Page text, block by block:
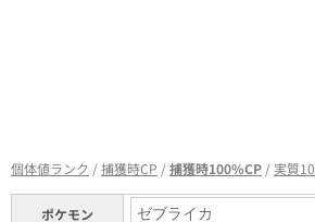
個体値ランク /捕獲時CP /捕獲時100%CP /実質
ポケモン